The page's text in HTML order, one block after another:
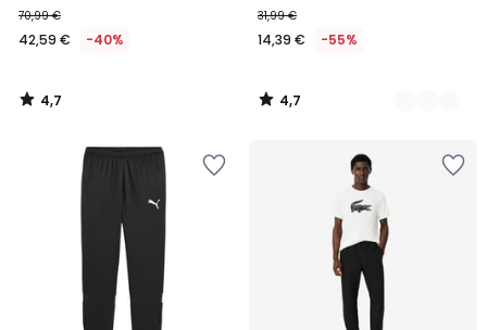
70,99 €
42,59 € -40%
4,7
/
31,99 €
14,39 € -55%
4,7
/